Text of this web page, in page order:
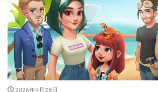
2026年4月28日